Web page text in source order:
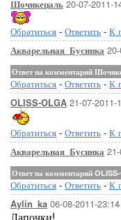
Шочикецаль 20-07-2011-
Обратиться - Ответить - К
Акварельная_Бусинка
Ответ на комментарий
Обратиться - Ответить - К
OLISS-OLGA 21-07-2011-
Обратиться - Ответить - К
Акварельная_Бусинка
Ответ на комментарий
Обратиться - Ответить - К
Aylin_ka 06-08-2011-23:14